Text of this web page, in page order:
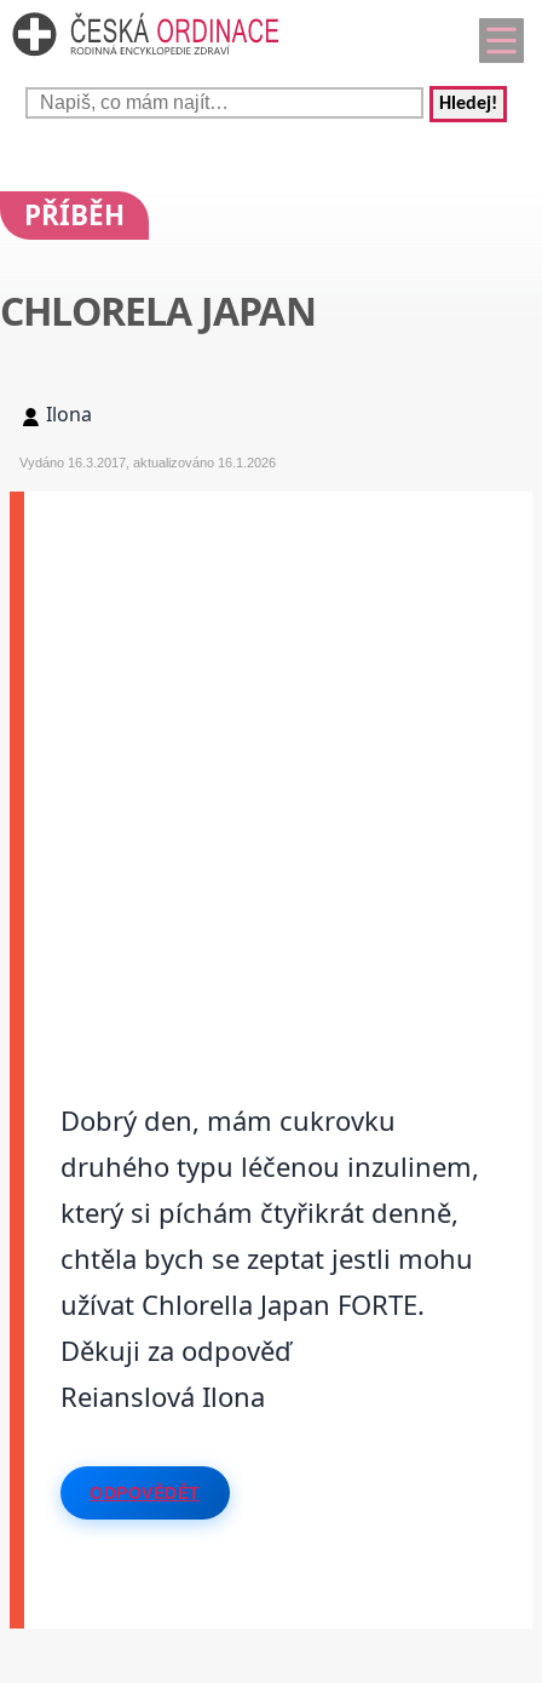
Hledej!
PŘÍBĚH
CHLORELA JAPAN
Ilona
Vydáno 16.3.2017, aktualizováno 16.1.2026
Dobrý den, mám cukrovku
druhého typu léčenou inzulinem,
který si píchám čtyřikrát denně,
chtěla bych se zeptat jestli mohu
užívat Chlorella Japan FORTE.
Děkuji za odpověď
Reianslová Ilona
ODPOVĚDĚT